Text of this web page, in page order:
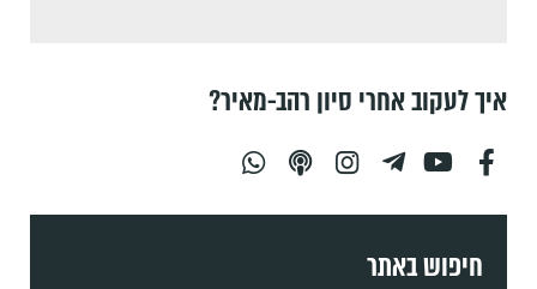
איך לעקוב אחרי סיון רהב-מאיר?
חיפוש באתר